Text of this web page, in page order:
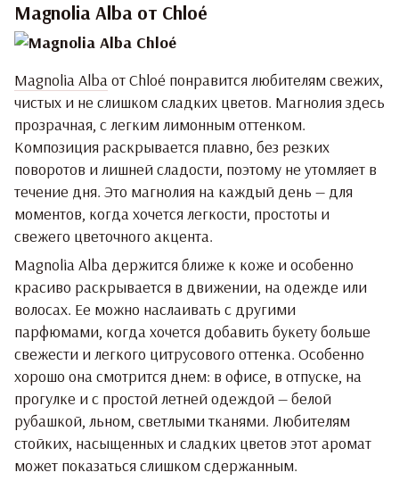
Magnolia Alba от Chloé
Magnolia Albaот Chloé понравится любителям свежих,
чистых и не слишком сладких цветов. Магнолия здесь
прозрачная, с легким лимонным оттенком.
Композиция раскрывается плавно, без резких
поворотов и лишней сладости, поэтому не утомляет в
течение дня. Это магнолия на каждый день — для
моментов, когда хочется легкости, простоты и
свежего цветочного акцента.
Magnolia Alba держится ближе к коже и особенно
красиво раскрывается в движении, на одежде или
волосах. Ее можно наслаивать с другими
парфюмами, когда хочется добавить букету больше
свежести и легкого цитрусового оттенка. Особенно
хорошо она смотрится днем: в офисе, в отпуске, на
прогулке и с простой летней одеждой — белой
рубашкой, льном, светлыми тканями. Любителям
стойких, насыщенных и сладких цветов этот аромат
может показаться слишком сдержанным.